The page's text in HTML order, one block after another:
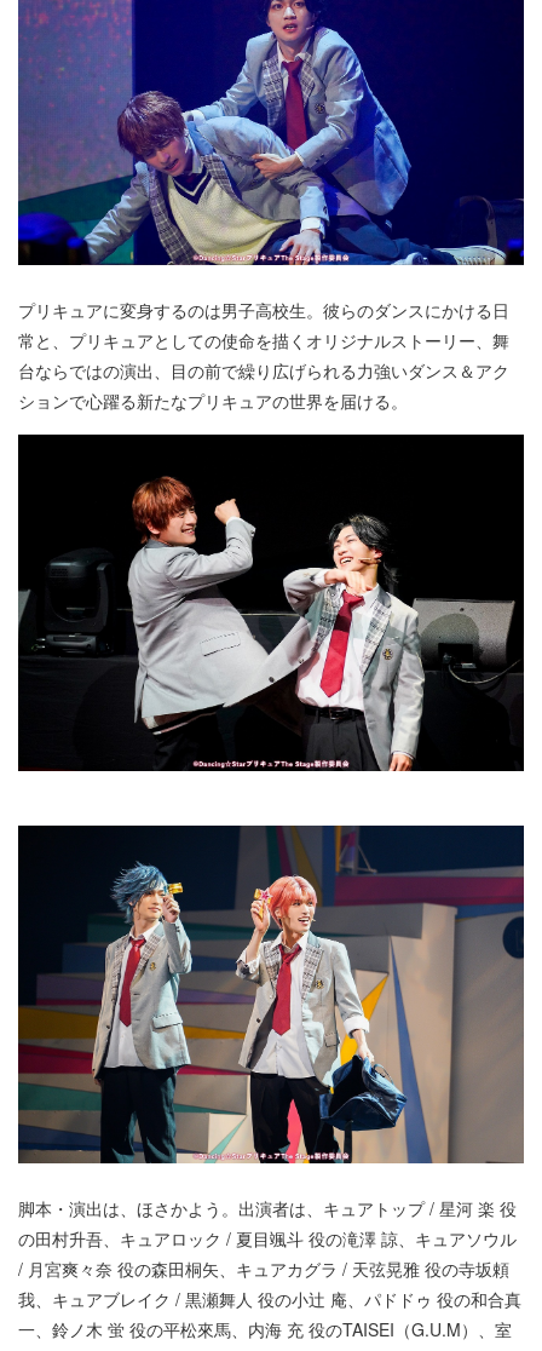
プリキュアに変身するのは男子高校生。彼らのダンスにかける日
常と、プリキュアとしての使命を描くオリジナルストーリー、舞
台ならではの演出、目の前で繰り広げられる力強いダンス＆アク
ションで心躍る新たなプリキュアの世界を届ける。
脚本・演出は、ほさかよう。出演者は、キュアトップ / 星河 楽 役
の田村升吾、キュアロック / 夏目颯斗 役の滝澤 諒、キュアソウル
/ 月宮爽々奈 役の森田桐矢、キュアカグラ / 天弦晃雅 役の寺坂頼
我、キュアブレイク / 黒瀬舞人 役の小辻 庵、パドドゥ 役の和合真
一、鈴ノ木 蛍 役の平松來馬、内海 充 役のTAISEI（G.U.M）、室